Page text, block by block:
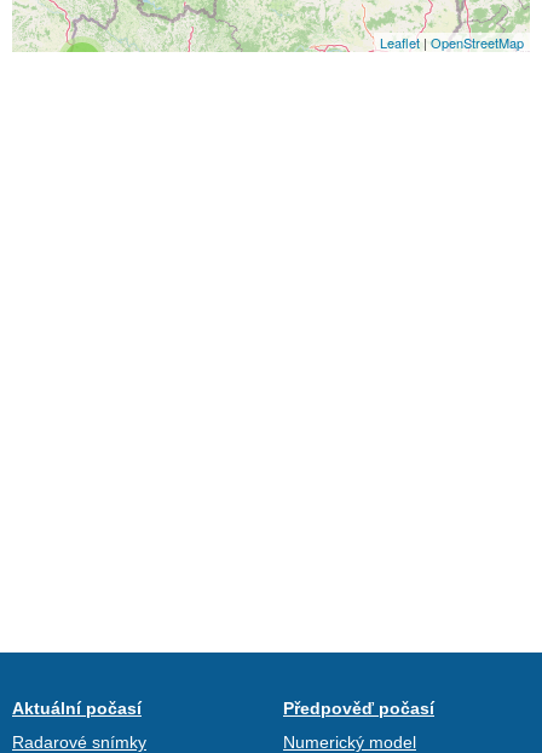
Leaflet | OpenStreetMap
Aktuální počasí
Radarové snímky
Předpověď počasí
Numerický model